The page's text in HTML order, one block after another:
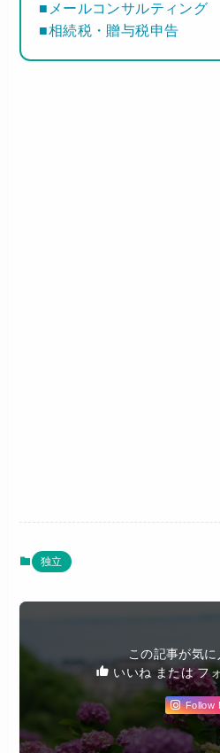
■メールコンサルティング
■相続税・贈与税申告
独立
この記事が気
いいね または フ
Follow